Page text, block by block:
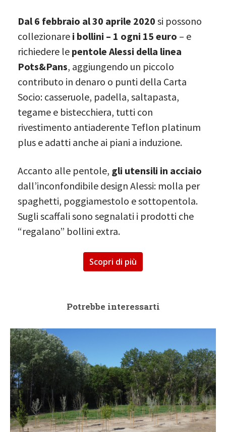
Dal 6 febbraio al 30 aprile 2020 si possono
collezionare i bollini – 1 ogni 15 euro – e
richiedere le pentole Alessi della linea
Pots&Pans, aggiungendo un piccolo
contributo in denaro o punti della Carta
Socio: casseruole, padella, saltapasta,
tegame e bistecchiera, tutti con
rivestimento antiaderente Teflon platinum
plus e adatti anche ai piani a induzione.
Accanto alle pentole, gli utensili in acciaio
dall’inconfondibile design Alessi: molla per
spaghetti, poggiamestolo e sottopentola.
Sugli scaffali sono segnalati i prodotti che
“regalano” bollini extra.
Scopri di più
Potrebbe interessarti